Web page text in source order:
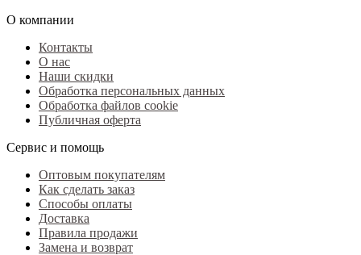
О компании
Контакты
О нас
Наши скидки
Обработка персональных данных
Обработка файлов cookie
Публичная оферта
Сервис и помощь
Оптовым покупателям
Как сделать заказ
Способы оплаты
Доставка
Правила продажи
Замена и возврат